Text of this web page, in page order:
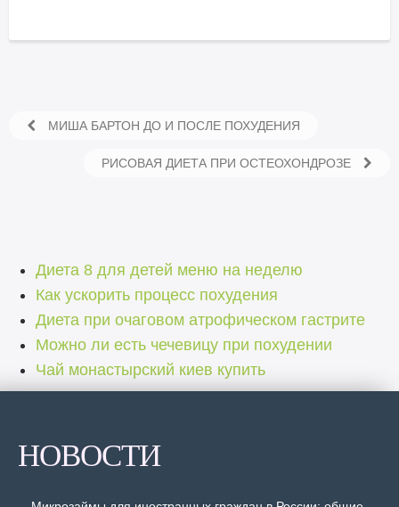
МИША БАРТОН ДО И ПОСЛЕ ПОХУДЕНИЯ
РИСОВАЯ ДИЕТА ПРИ ОСТЕОХОНДРОЗЕ
Диета 8 для детей меню на неделю
Как ускорить процесс похудения
Диета при очаговом атрофическом гастрите
Можно ли есть чечевицу при похудении
Чай монастырский киев купить
НОВОСТИ